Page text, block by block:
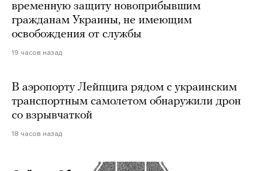
временную защиту новоприбывшим
гражданам Украины, не имеющим
освобождения от службы
19 часов назад
В аэропорту Лейпцига рядом с украинским
транспортным самолетом обнаружили дрон
со взрывчаткой
18 часов назад